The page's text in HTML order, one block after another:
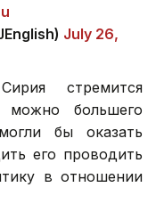
July 26,
стремится
можно большего
бы оказать
его проводить
в отношении